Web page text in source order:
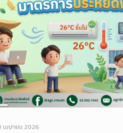
Long
เมษายน 2026